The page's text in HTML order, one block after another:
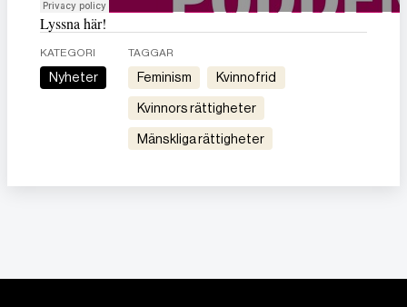
Lyssna här!
KATEGORI
Nyheter
TAGGAR
feminism kvinnofrid
kvinnors rättigheter
mänskliga rättigheter